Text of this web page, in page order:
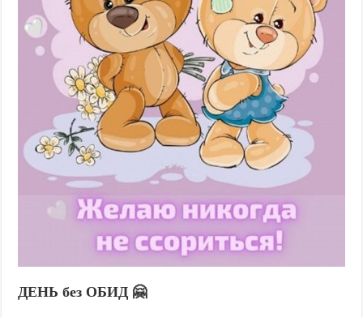
ДЕНЬ без ОБИД 🤗